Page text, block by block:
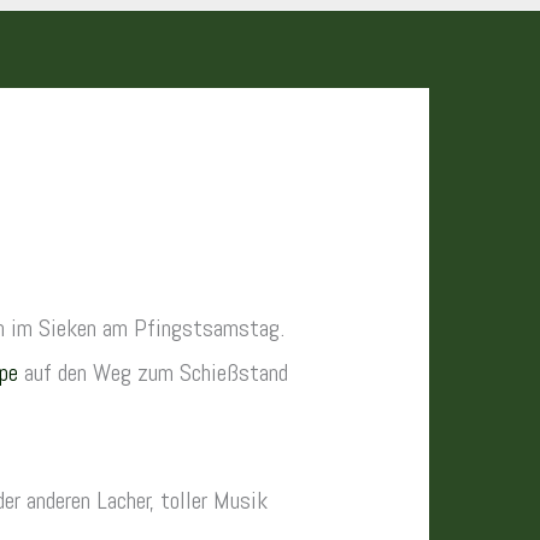
Sieken am Pfingstsamstag.
auf den Weg zum Schießstand
anderen Lacher, toller Musik